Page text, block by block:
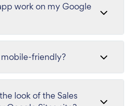
work on my Google
friendly?
look of the Sales